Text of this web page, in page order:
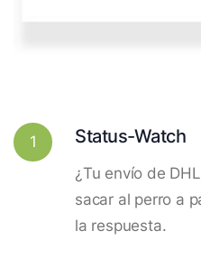
1 Status-Watch
¿Tu envío de
sacar al perro a
la respuesta.